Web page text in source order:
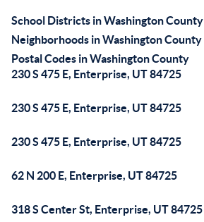
School Districts in Washington County
Neighborhoods in Washington County
Postal Codes in Washington County
230 S 475 E, Enterprise, UT 84725
230 S 475 E, Enterprise, UT 84725
230 S 475 E, Enterprise, UT 84725
62 N 200 E, Enterprise, UT 84725
318 S Center St, Enterprise, UT 84725